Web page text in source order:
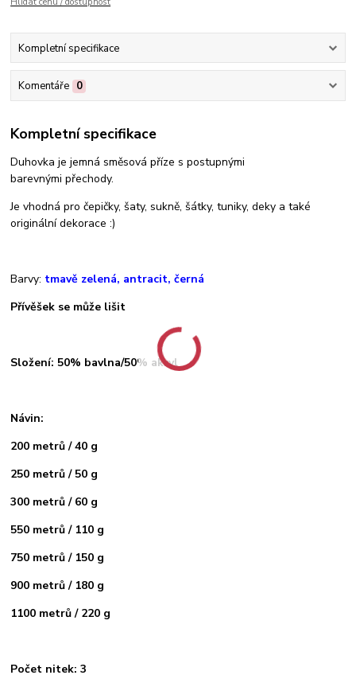
Kompletní specifikace
Komentáře 0
Kompletní specifikace
Duhovka je jemná směsová příze s postupnými
barevnými přechody.
Je vhodná pro čepičky, šaty, sukně, šátky, tuniky, deky a také
originální dekorace :)
Barvy: tmavě zelená, antracit, černá
Přívěšek se může lišit
Složení: 50% bavlna/50% akryl
Návin:
200 metrů / 40 g
250 metrů / 50 g
300 metrů / 60 g
550 metrů / 110 g
750 metrů / 150 g
900 metrů / 180 g
1100 metrů / 220 g
Počet nitek: 3